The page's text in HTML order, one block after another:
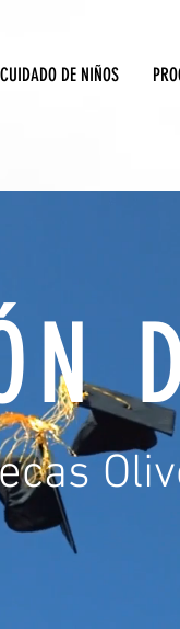
CUIDADO DE NIÑOS